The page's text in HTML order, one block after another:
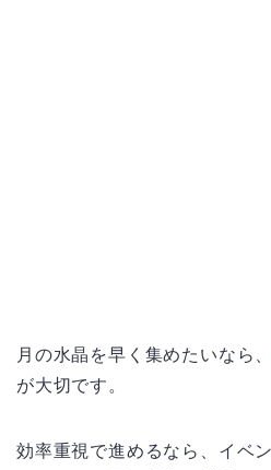
月の水晶を早く集めたいなら
が大切です。
効率重視で進めるなら、イベ